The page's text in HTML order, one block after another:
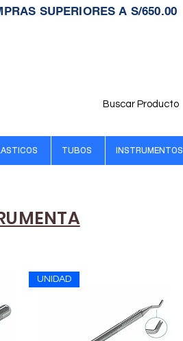
SUPERIORES A S/650.00
Buscar Producto
TUBOS INSTRUMENTOS
UNIDAD